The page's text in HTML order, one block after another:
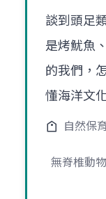
談到頭足
是烤魷魚
的我們，
懂海洋文
自然保
無脊椎動物